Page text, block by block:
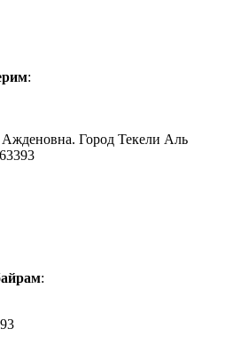
:
Город Текели Аль
: